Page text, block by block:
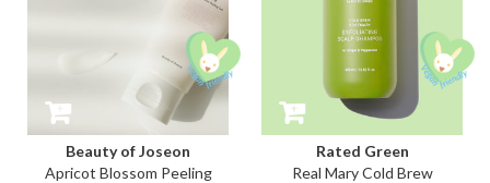
Beauty of Joseon
Apricot Blossom Peeling
Rated Green
Real Mary Cold Brew